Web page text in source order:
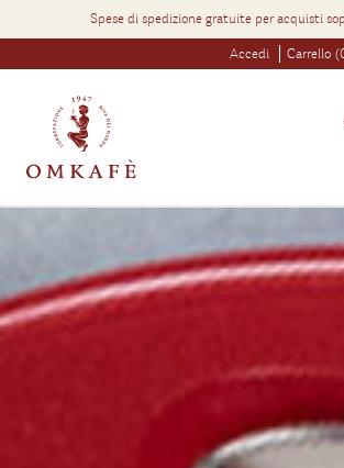
Spese di spedizione gratuite per acquisti
Accedi
Carrello